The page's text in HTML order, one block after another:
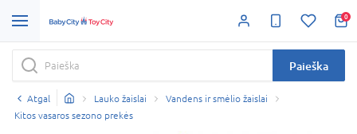
0
Paieška
Atgal Lauko žaislai
Vandens ir smėlio žaislai
Kitos vasaros sezono prekės